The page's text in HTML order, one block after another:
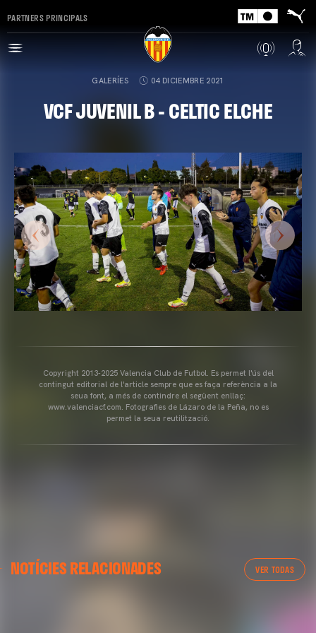
PARTNERS PRINCIPALS
GALERÍES 04 DICIEMBRE 2021
VCF JUVENIL B - CELTIC ELCHE
Copyright 2013-2025 Valencia Club de Futbol. Es permet l'ús del
contingut editorial de l'article sempre que es faça referència a la
seua font, a més de contindre el següent enllaç:
www.valenciacf.com. Fotografies de Lázaro de la Peña, no es
permet la seua reutilització.
NOTÍCIES RELACIONADES VER TODAS
ARRIBADA A GRAN CANÀRIA
IMATGES DE L'ENTRENAMENT DEL VALENCIA CF
1/05/2025